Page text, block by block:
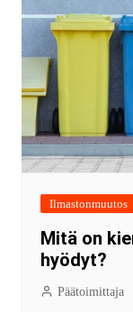
Ilmastonmuutos
Mitä on
hyödyt?
Päätoimittaja